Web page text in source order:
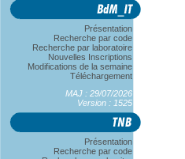
Présentation
Recherche par code
Recherche par laboratoire
Nouvelles Inscriptions
Modifications de la semaine
Téléchargement
MAJ : 29/07/2026
Version : 1525
Présentation
Recherche par code